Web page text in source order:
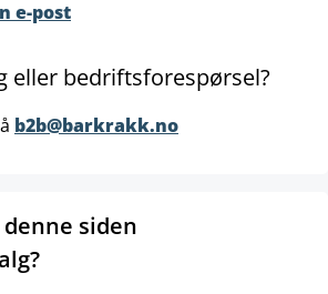
e-post
eller bedriftsforespørsel?
b2b@barkrakk.no
siden